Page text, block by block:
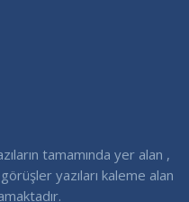
tamamında yer alan ,
yazıları kaleme alan